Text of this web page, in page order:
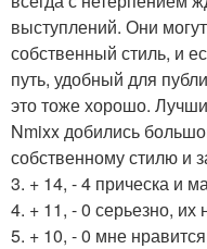
выступлений. Они
собственный стиль, и
путь, удобный для
это тоже хорошо.
Nmixx добились
собственному стилю и
3. + 14, - 4 прическа и
4. + 11, - 0 серьезно,
5. + 10, - 0 мне